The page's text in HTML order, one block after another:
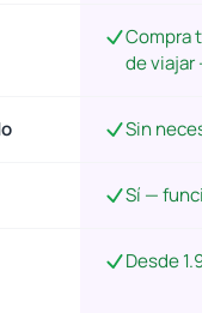
Compra
de viajar
Sin
Sí —
Desde